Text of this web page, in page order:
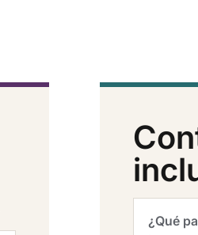
¿Qué